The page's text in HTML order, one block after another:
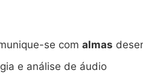
se com almas
e análise de áudio